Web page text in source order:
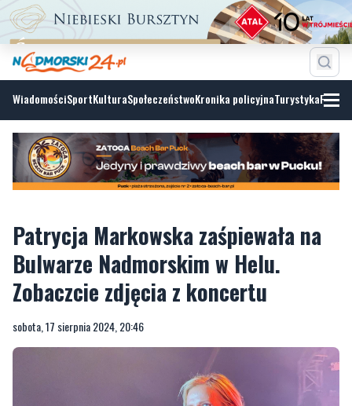
WiadomościSportKulturaSpołeczeństwoKronika policyjnaTurystyka
Patrycja Markowska zaśpiewała na
Zobaczcie zdjęcia z koncertu
sobota, 17 sierpnia 2024, 20:46